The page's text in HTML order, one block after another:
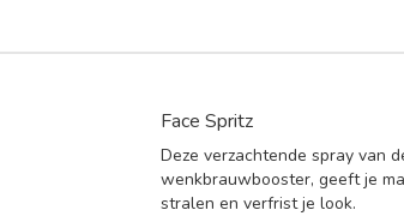
Face Spritz
Deze verzachtende spray van
wenkbrauwbooster, geeft je
stralen en verfrist je look.